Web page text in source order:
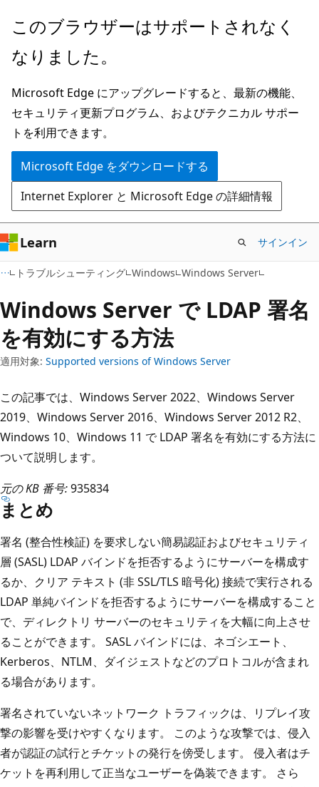
メ
ン
ン
テ
ン
ツ
に
ス
キ
ッ
プ
このブラウザーはサポートされなく
なりました。
Microsoft Edge にアップグレードすると、最新の機能、
セキュリティ更新プログラム、およびテクニカル サポー
トを利用できます。
Microsoft Edge をダウンロードする
Internet Explorer と Microsoft Edge の詳細情報
Learn サインイン
トラブルシューティング Windows Windows Server
Windows Server で LDAP 署名
を有効にする方法
適用対象: Supported versions of Windows Server
この記事では、Windows Server 2022、Windows Server
2019、Windows Server 2016、Windows Server 2012 R2、
Windows 10、Windows 11 で LDAP 署名を有効にする方法に
ついて説明します。
元の KB 番号:935834
まとめ
署名 (整合性検証) を要求しない簡易認証およびセキュリティ
層 (SASL) LDAP バインドを拒否するようにサーバーを構成す
るか、クリア テキスト (非 SSL/TLS 暗号化) 接続で実行される
LDAP 単純バインドを拒否するようにサーバーを構成すること
で、ディレクトリ サーバーのセキュリティを大幅に向上させ
ることができます。 SASL バインドには、ネゴシエート、
Kerberos、NTLM、ダイジェストなどのプロトコルが含まれ
る場合があります。
署名されていないネットワーク トラフィックは、リプレイ攻
撃の影響を受けやすくなります。 このような攻撃では、侵入
者が認証の試行とチケットの発行を傍受します。 侵入者はチ
ケットを再利用して正当なユーザーを偽装できます。 さら